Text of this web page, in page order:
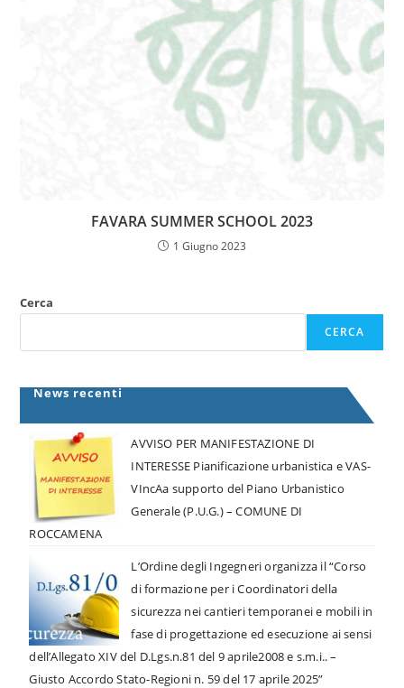
FAVARA SUMMER SCHOOL 2023
1 Giugno 2023
Cerca
CERCA
News recenti
AVVISO PER MANIFESTAZIONE DI
INTERESSE Pianificazione urbanistica e VAS-
VIncAa supporto del Piano Urbanistico
Generale (P.U.G.) – COMUNE DI
ROCCAMENA
L’Ordine degli Ingegneri organizza il “Corso
di formazione per i Coordinatori della
sicurezza nei cantieri temporanei e mobili in
fase di progettazione ed esecuzione ai sensi
dell’Allegato XIV del D.Lgs.n.81 del 9 aprile2008 e s.m.i.. –
Giusto Accordo Stato-Regioni n. 59 del 17 aprile 2025”